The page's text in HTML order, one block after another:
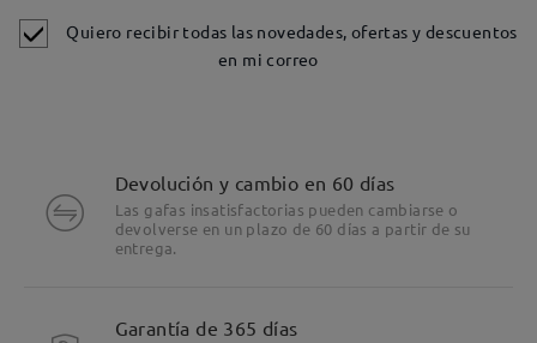
Quiero recibir todas las novedades, ofertas y descuentos
en mi correo
Devolución y cambio en 60 días
Las gafas insatisfactorias pueden cambiarse o
devolverse en un plazo de 60 días a partir de su
entrega.
Garantía de 365 días